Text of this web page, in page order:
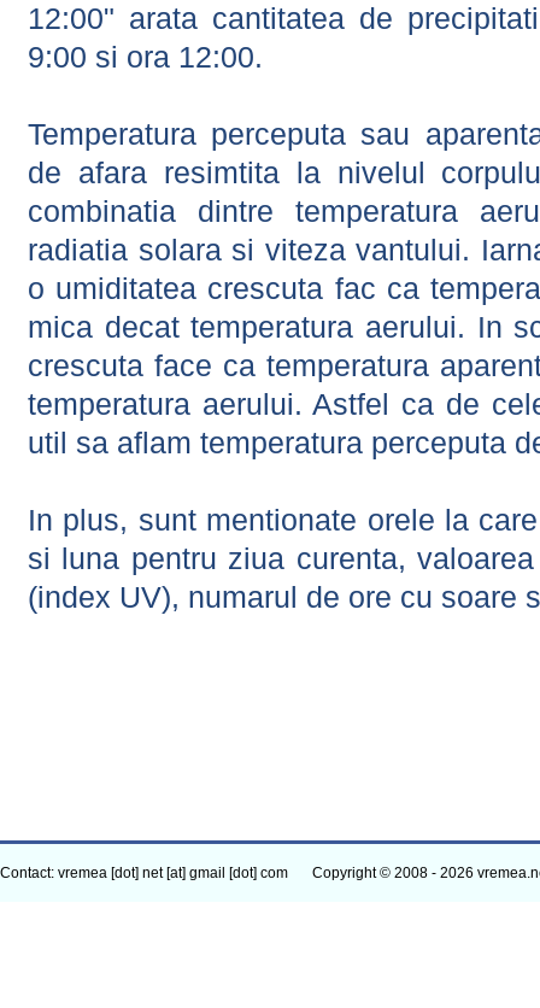
12:00" arata cantitatea de
9:00 si ora 12:00.
Temperatura perceputa sau
de afara resimtita la nivelul
combinatia dintre temperatura
radiatia solara si viteza vantului.
o umiditatea crescuta fac ca
mica decat temperatura aerului. In
crescuta face ca temperatura
temperatura aerului. Astfel ca de
util sa aflam temperatura perceputa
In plus, sunt mentionate orele la
si luna pentru ziua curenta,
(index UV), numarul de ore cu soare
Contact: vremea [dot] net [at] gmail [dot] com Copyright © 2008 - 2026